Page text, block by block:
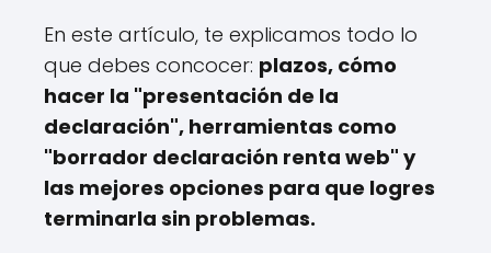
En este artículo, te explicamos todo lo
que debes concocer: plazos, cómo
hacer la "presentación de la
declaración", herramientas como
"borrador declaración renta web" y
las mejores opciones para que logres
terminarla sin problemas.